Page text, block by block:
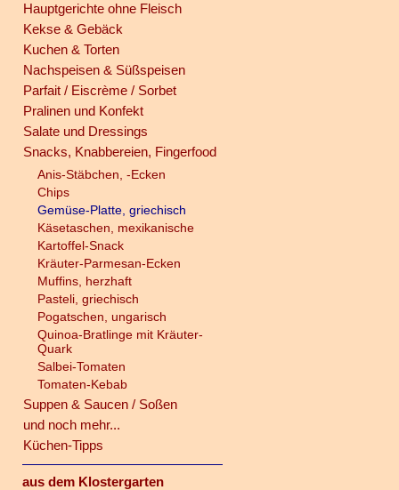
Hauptgerichte ohne Fleisch
Kekse & Gebäck
Kuchen & Torten
Nachspeisen & Süßspeisen
Parfait / Eiscrème / Sorbet
Pralinen und Konfekt
Salate und Dressings
Snacks, Knabbereien, Fingerfood
Anis-Stäbchen, -Ecken
Chips
Gemüse-Platte, griechisch
Käsetaschen, mexikanische
Kartoffel-Snack
Kräuter-Parmesan-Ecken
Muffins, herzhaft
Pasteli, griechisch
Pogatschen, ungarisch
Quinoa-Bratlinge mit Kräuter-
Quark
Salbei-Tomaten
Tomaten-Kebab
Suppen & Saucen / Soßen
und noch mehr...
Küchen-Tipps
aus dem Klostergarten